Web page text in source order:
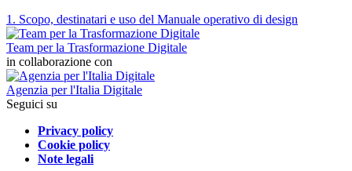
1. Scopo, destinatari e uso del Manuale operativo di design
Team per la Trasformazione Digitale
in collaborazione con
Agenzia per l'Italia Digitale
Seguici su
Privacy policy
Cookie policy
Note legali